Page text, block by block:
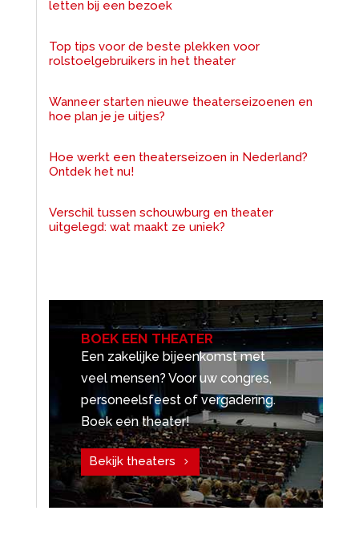
letten bij een bezoek
Top tips voor de beste plekken voor
rolstoelgebruikers in het theater
Wanneer starten nieuwe theaterseizoenen en
hoe plan je je uitjes?
Hoe werkt een theaterseizoen in Nederland?
Ontdek het nu!
Verschil tussen schouwburg en theater
uitgelegd: wat maakt ze uniek?
BOEK EEN THEATER
Een zakelijke bijeenkomst met
veel mensen? Voor uw congres,
personeelsfeest of vergadering.
Boek een theater!
Bekijk theaters